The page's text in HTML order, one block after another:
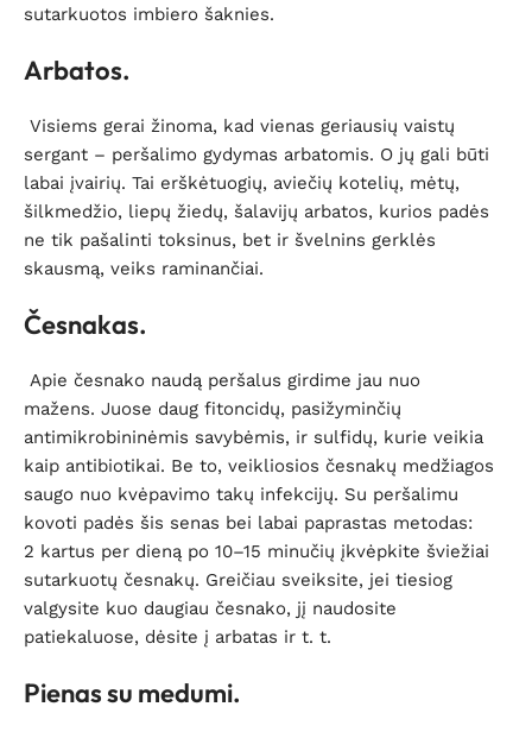
sutarkuotos imbiero šaknies.
Arbatos.
Visiems gerai žinoma, kad vienas geriausių vaistų
sergant – peršalimo gydymas arbatomis. O jų gali būti
labai įvairių. Tai erškėtuogių, aviečių kotelių, mėtų,
šilkmedžio, liepų žiedų, šalavijų arbatos, kurios padės
ne tik pašalinti toksinus, bet ir švelnins gerklės
skausmą, veiks raminančiai.
Česnakas.
Apie česnako naudą peršalus girdime jau nuo
mažens. Juose daug fitoncidų, pasižyminčių
antimikrobininėmis savybėmis, ir sulfidų, kurie veikia
kaip antibiotikai. Be to, veikliosios česnakų medžiagos
saugo nuo kvėpavimo takų infekcijų. Su peršalimu
kovoti padės šis senas bei labai paprastas metodas:
2 kartus per dieną po 10–15 minučių įkvėpkite šviežiai
sutarkuotų česnakų. Greičiau sveiksite, jei tiesiog
valgysite kuo daugiau česnako, jį naudosite
patiekaluose, dėsite į arbatas ir t. t.
Pienas su medumi.